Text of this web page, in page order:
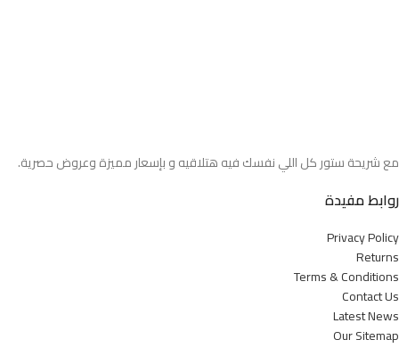
مع شريحة ستور كل اللي نفسك فيه هتلاقيه و بإسعار مميزة وعروض حصرية.
روابط مفيدة
Privacy Policy
Returns
Terms & Conditions
Contact Us
Latest News
Our Sitemap